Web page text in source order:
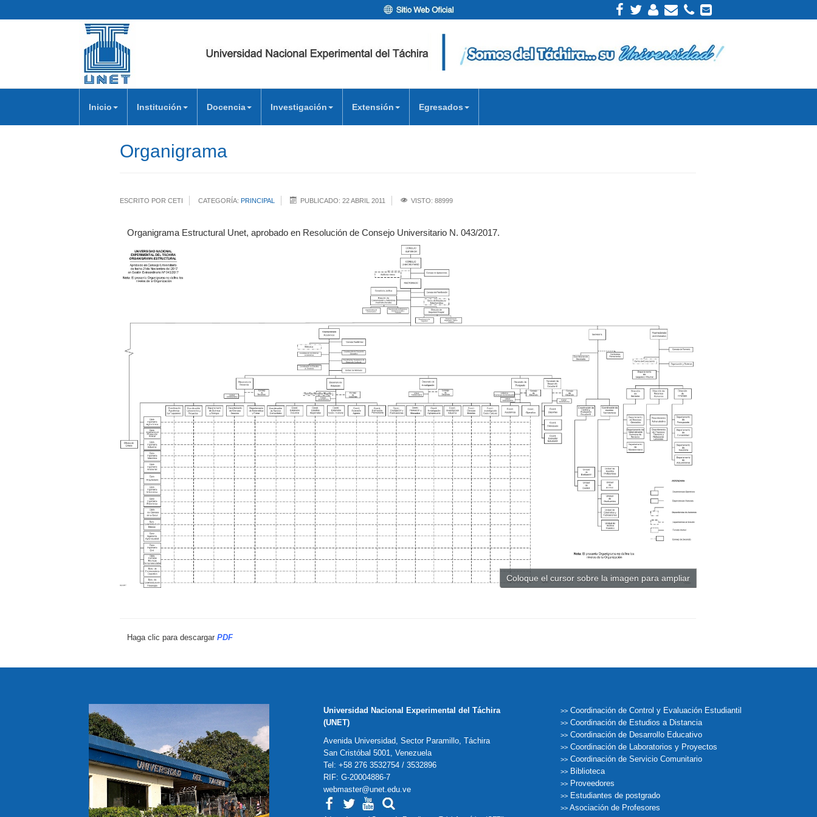
Inicio Institución Docencia Investigación Extensión Egresados
Organigrama
ESCRITO POR CETI CATEGORÍA: PRINCIPAL PUBLICADO: 22 ABRIL 2011 VISTO: 88999
Organigrama Estructural Unet, aprobado en Resolución de Consejo Universitario N. 043/2017.
Coloque el cursor sobre la imagen para ampliar
Haga clic para descargar PDF
Universidad Nacional Experimental del Táchira
(UNET)
Avenida Universidad, Sector Paramillo, Táchira
San Cristóbal 5001, Venezuela
Tel: +58 276 3532754 / 3532896
RIF: G-20004886-7
webmaster@unet.edu.ve
>> Coordinación de Control y Evaluación Estudiantil
>> Coordinación de Estudios a Distancia
>> Coordinación de Desarrollo Educativo
>> Coordinación de Laboratorios y Proyectos
>> Coordinación de Servicio Comunitario
>> Biblioteca
>> Proveedores
>> Estudiantes de postgrado
>> Asociación de Profesores